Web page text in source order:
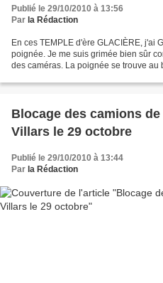
Publié le 29/10/2010 à 13:56
Par la Rédaction
En ces TEMPLE d'ère GLACIÈRE, j'ai
poignée. Je me suis grimée bien sûr
des caméras. La poignée se trouve au
Blocage des camions
Villars le 29 octobre
Publié le 29/10/2010 à 13:44
Par la Rédaction